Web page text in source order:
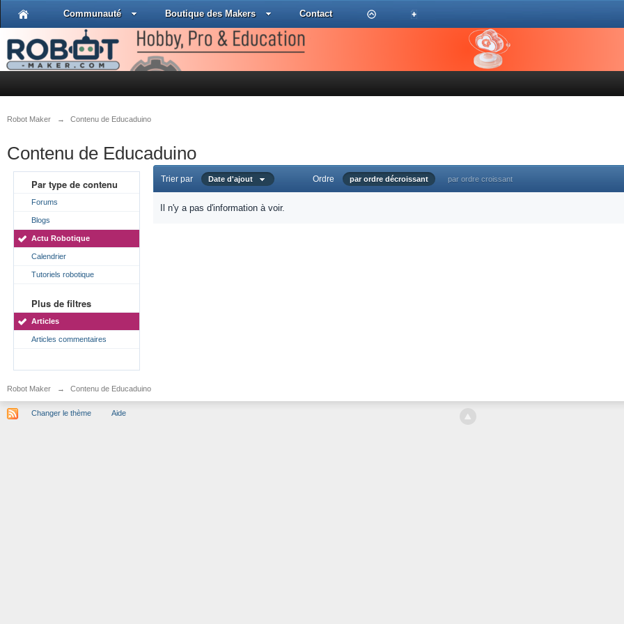
Communauté Boutique des Makers Contact
Robot Maker → Contenu de Educaduino
Contenu de Educaduino
Par type de contenu
Forums
Blogs
Actu Robotique
Calendrier
Tutoriels robotique
Plus de filtres
Articles
Articles commentaires
Trier par Date d'ajout Ordre par ordre décroissant par ordre croissant
Il n'y a pas d'information à voir.
Robot Maker → Contenu de Educaduino
Changer le thème Aide